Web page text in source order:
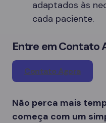
adaptados às
cada paciente.
Entre em Contato
Contato Agora
Não perca mais
começa com um